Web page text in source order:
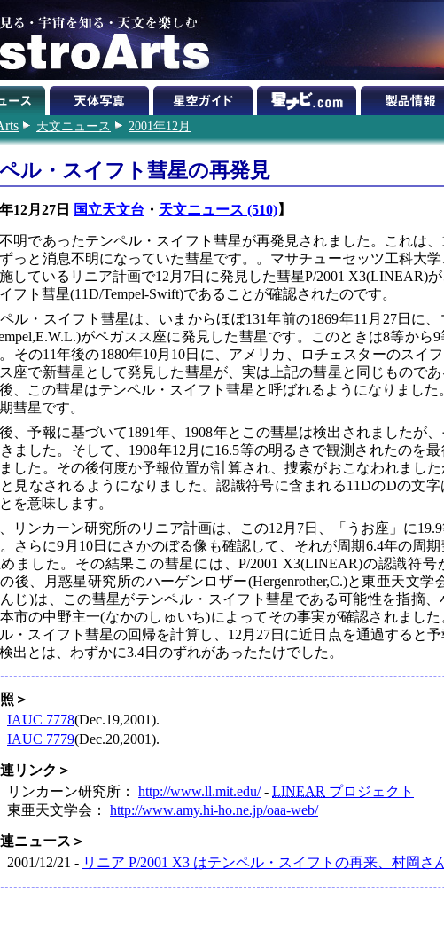
天文ニュース 2001年12月
ル・スイフト彗星の再発見
年12月27日 国立天文台 ・ 天文ニュース (510)】
明であったテンペル・スイフト彗星が再発見されました。これは
っと消息不明になっていた彗星です。。マサチューセッツ工科大
しているリニア計画で12月7日に発見した彗星P/2001 X3(LINEAR)
フト彗星(11D/Tempel-Swift)であることが確認されたのです。
ル・スイフト彗星は、いまからほぼ131年前の1869年11月27日に
がペガスス座に発見した彗星です。このときは8等から
その11年後の1880年10月10日に、アメリカ、ロチェスターのスイ
座で新彗星として発見した彗星が、実は上記の彗星と同じものであ
、この彗星はテンペル・スイフト彗星と呼ばれるようになりました
彗星です。
、予報に基づいて1891年、1908年とこの彗星は検出されましたが
ました。そして、1908年12月に16.5等の明るさで観測されたのを
した。その後何度か予報位置が計算され、捜索がおこなわれまし
見なされるようになりました。認識符号に含まれる11DのDの文
を意味します。
リンカーン研究所のリニア計画は、この12月7日、「うお座」に
さらに9月10日にさかのぼる像も確認して、それが周期6.4年の周
ました。その結果この彗星には、P/2001 X3(LINEAR)の認識符号
後、月惑星研究所のハーゲンロザー(Hergenrother,C.)と東亜天文学
じ)は、この彗星がテンペル・スイフト彗星である可能性を指摘
市の中野主一(なかのしゅいち)によってその事実が確認されました
・スイフト彗星の回帰を計算し、12月27日に近日点を通過すると予
出とは、わずかに3.4日のずれがあったたけでした。
＞
IAUC 7778(Dec.19,2001).
IAUC 7779(Dec.20,2001).
リンク＞
リンカーン研究所： http://www.ll.mit.edu/- LINEAR プロジェクト
東亜天文学会： http://www.amy.hi-ho.ne.jp/oaa-web/
ニュース＞
2001/12/21 - リニア P/2001 X3 はテンペル・スイフトの再来、村岡さ